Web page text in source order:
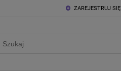
ZAREJESTRUJ SIĘ